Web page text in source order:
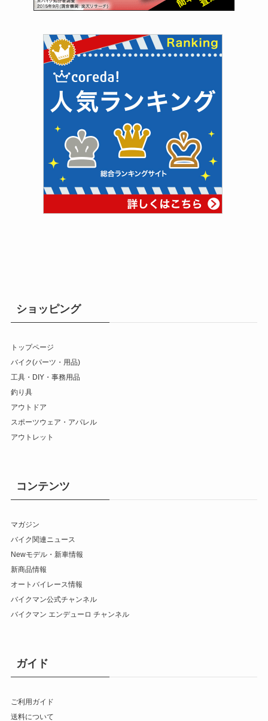
ショッピング
トップページ
バイク(パーツ・用品)
工具・DIY・事務用品
釣り具
アウトドア
スポーツウェア・アパレル
アウトレット
コンテンツ
マガジン
バイク関連ニュース
Newモデル・新車情報
新商品情報
オートバイレース情報
バイクマン公式チャンネル
バイクマン エンデューロ チャンネル
ガイド
ご利用ガイド
送料について